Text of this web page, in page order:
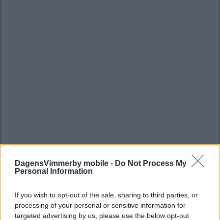
DagensVimmerby mobile - Do Not Process My
Personal Information
If you wish to opt-out of the sale, sharing to third parties, or
processing of your personal or sensitive information for
targeted advertising by us, please use the below opt-out